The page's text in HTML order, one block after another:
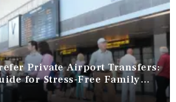
Private Airport Transfers:
for Stress-Free Family